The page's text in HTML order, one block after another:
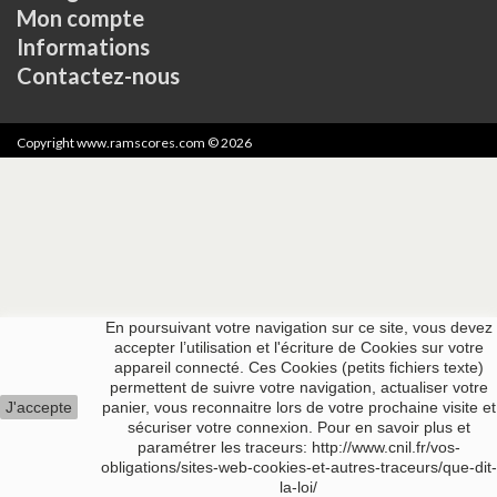
J'accepte
En poursuivant votre navigation sur ce site, vous devez
accepter l’utilisation et l'écriture de Cookies sur votre
appareil connecté. Ces Cookies (petits fichiers texte)
permettent de suivre votre navigation, actualiser votre
panier, vous reconnaitre lors de votre prochaine visite et
sécuriser votre connexion. Pour en savoir plus et
paramétrer les traceurs: http://www.cnil.fr/vos-
obligations/sites-web-cookies-et-autres-traceurs/que-dit-
la-loi/
Mon compte
Informations
Contactez-nous
Copyright www.ramscores.com © 2026